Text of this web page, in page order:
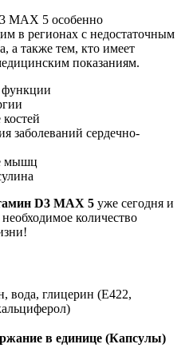
MAX 5 особенно
в регионах с недостаточным
а также тем, кто имеет
показаниям.
функции
заболеваний сердечно-
мышц
D3 MAX 5 уже сегодня и
количество
вода, глицерин (Е422,
в единице (Капсулы)